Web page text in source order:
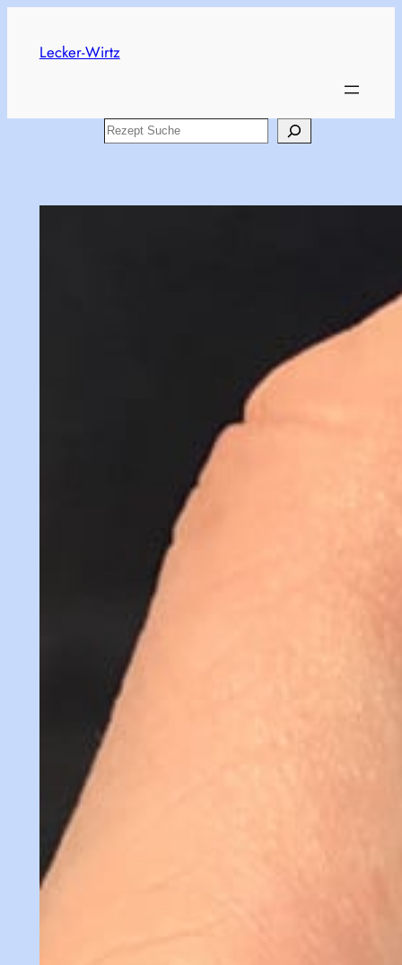
content
Lecker-Wirtz